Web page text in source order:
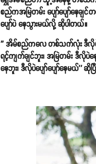
စည်ကအမြဲတမ်း ပျော်ပျော်နေခ
ပျော်ပဲ နေသွားမယ်လို့ ဆိုပါတယ်။
'' အိမ်စည်ကလေ တစ်သက်လုံး ဒီလိုပဲ
ရင့်ကျက်ချင်ဘူး၊ အမြဲတမ်း ဒီလိုပဲန
နေဘူး၊ ဒီလိုပဲပျော်ပျော်နေမယ်''